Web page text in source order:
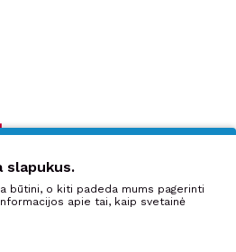
slapukus.
būtini, o kiti padeda mums pagerinti
apie tai, kaip svetainė